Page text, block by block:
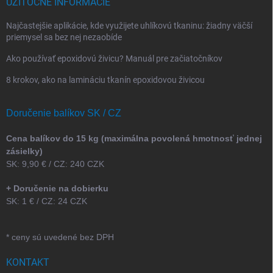
UŽITOČNÉ INFORMÁCIE
Najčastejšie aplikácie, kde využijete uhlíkovú tkaninu: žiadny väčší
priemysel sa bez nej nezaobíde
Ako používať epoxidovú živicu? Manuál pre začiatočníkov
8 krokov, ako na lamináciu tkanín epoxidovou živicou
Doručenie balíkov SK / CZ
Cena balíkov do 15 kg (maximálna povolená hmotnosť jednej
zásielky)
SK: 9,90 € / CZ: 240 CZK
+ Doručenie na dobierku
SK: 1 € / CZ: 24 CZK
* ceny sú uvedené bez DPH
KONTAKT